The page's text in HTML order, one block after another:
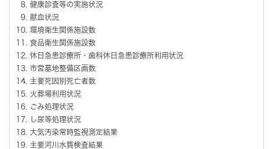
健康診査等の実施状況
献血状況
環境衛生関係施設数
食品衛生関係施設数
休日急患診療所・歯科休日急患診療所利用状況
市営墓地整備区画数
主要死因別死亡者数
火葬場利用状況
ごみ処理状況
し尿等処理状況
大気汚染常時監視測定結果
主要河川水質検査結果